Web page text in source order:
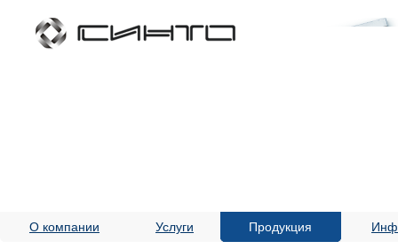
О компании Услуги Продукция